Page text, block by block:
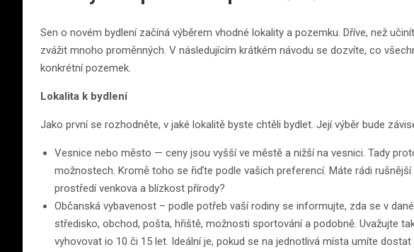
Sen o novém bydlení začíná výběrem vhodné lokality a pozemku. Dříve, než
zvážit mnoho proměnných. V následujícím krátkém návodu se dozvíte, co
konkrétní pozemek.
Lokalita k bydlení
Jako první se rozhodněte, v jaké lokalitě byste chtěli bydlet. Její výběr bude
Vesnice nebo město — ceny jsou vyšší ve městě a nižší na vesnici. Tady
možnostech. Kromě toho se řiďte podle vašich preferencí. Máte rádi
prostředí venkova a blízkost přírody?
Občanská vybavenost – podle potřeb vaší rodiny se informujte, zda se v
středisko, obchod, pošta, hřiště, možnosti sportování a podobně. Uvažujte
vyhovovat io 10 či 15 let. Ideální je, pokud se na jednotlivá místa umíte dostat